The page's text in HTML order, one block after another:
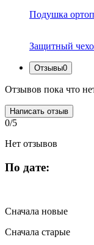
Подушка
Защитный
Отзывы0
Отзывов пока что
Написать отзыв
0/5
Нет отзывов
По дате:
Сначала новые
Сначала старые